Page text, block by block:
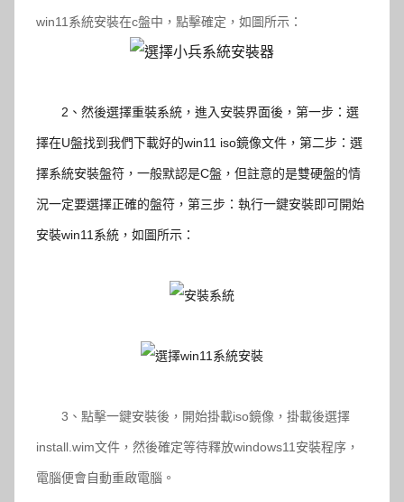
win11系統安裝在c盤中，點擊確定，如圖所示：
2、 然後選擇重裝系統，進入安裝界面後，第一步：選
擇在U盤找到我們下載好的win11 iso鏡像文件，第二步：選
擇系統安裝盤符，一般默認是C盤，但註意的是雙硬盤的情
況一定要選擇正確的盤符，第三步：執行一鍵安裝即可開始
安裝win11系統，如圖所示：
3、點擊一鍵安裝後，開始掛載iso鏡像，掛載後選擇
install.wim文件，然後確定等待釋放windows11安裝程序，
電腦便會自動重啟電腦。